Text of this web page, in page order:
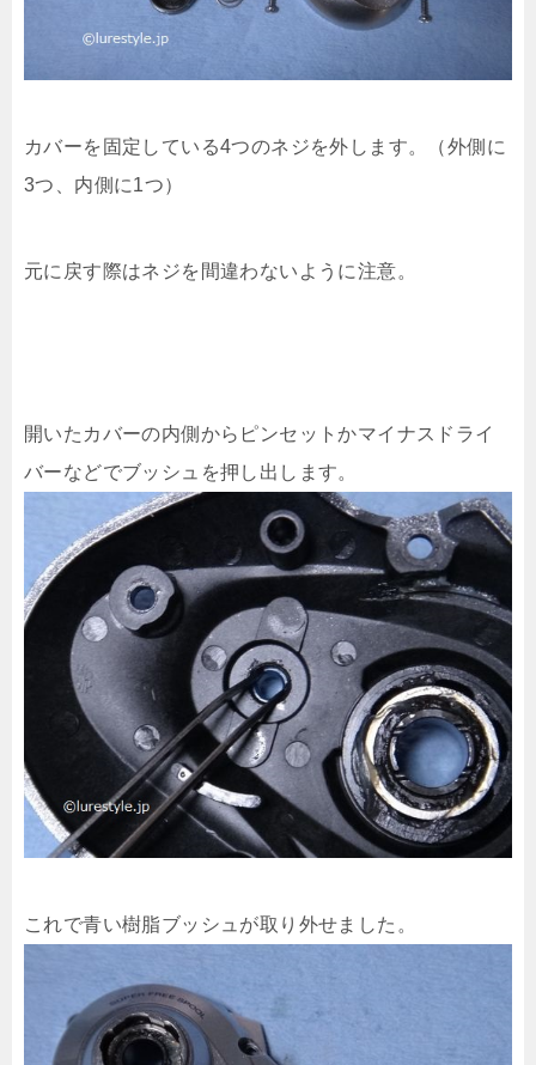
カバーを固定している4つのネジを外します。（外側に
3つ、内側に1つ）
元に戻す際はネジを間違わないように注意。
開いたカバーの内側からピンセットかマイナスドライ
バーなどでブッシュを押し出します。
これで青い樹脂ブッシュが取り外せました。